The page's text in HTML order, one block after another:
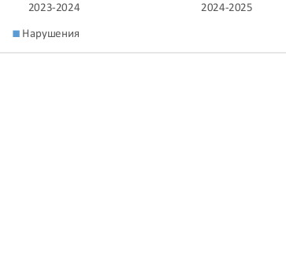
2023-2024 2024-2025
Нарушения